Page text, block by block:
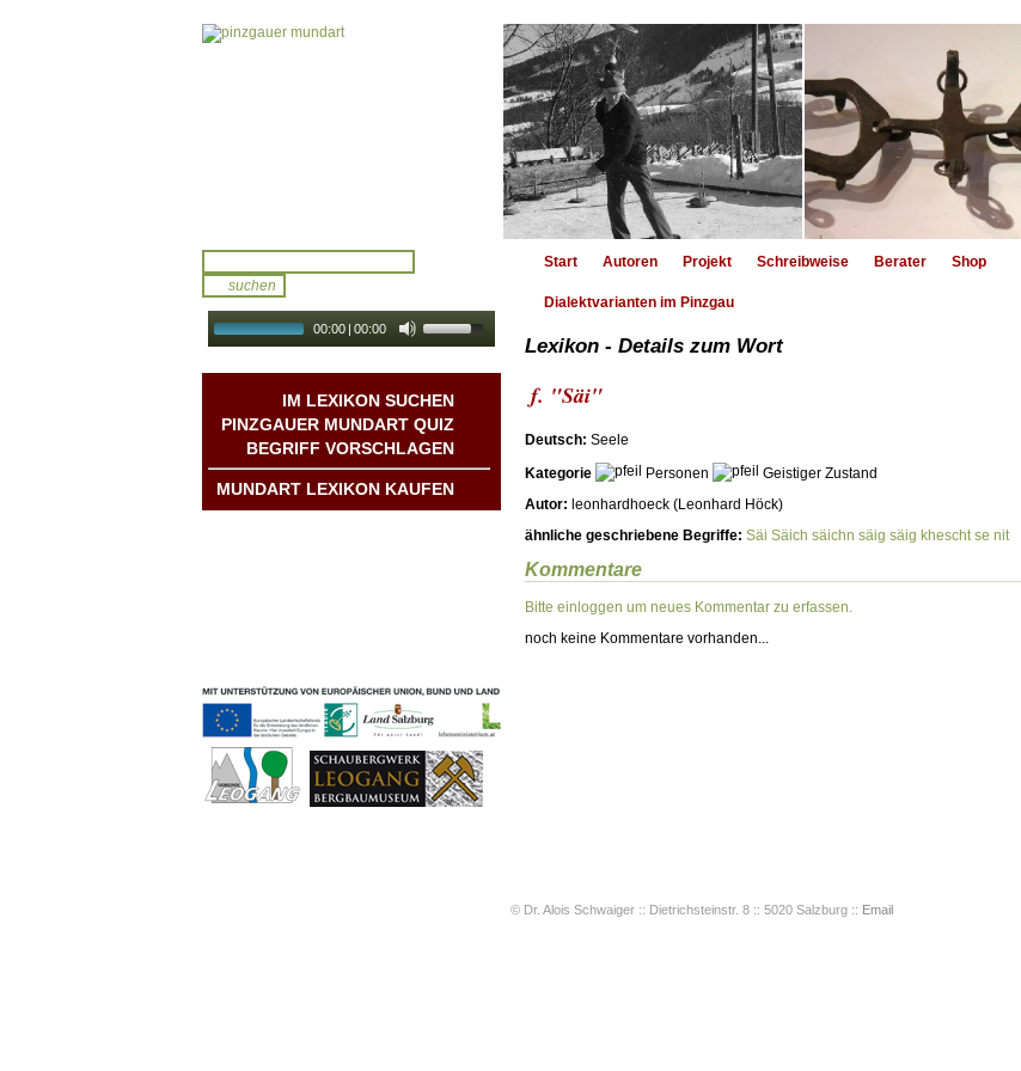
00:00 | 00:00
IM LEXIKON SUCHEN
PINZGAUER MUNDART QUIZ
BEGRIFF VORSCHLAGEN
MUNDART LEXIKON KAUFEN
Start Autoren Projekt Schreibweise Berater Shop
Dialektvarianten im Pinzgau
Lexikon - Details zum Wort
f. "Säi"
Deutsch: Seele
Kategorie
Personen
Geistiger Zustand
Autor: leonhardhoeck (Leonhard Höck)
ähnliche geschriebene Begriffe: Säi Säich säichn säig säig khescht se nit
Kommentare
Bitte einloggen um neues Kommentar zu erfassen.
noch keine Kommentare vorhanden...
© Dr. Alois Schwaiger :: Dietrichsteinstr. 8 :: 5020 Salzburg :: Email